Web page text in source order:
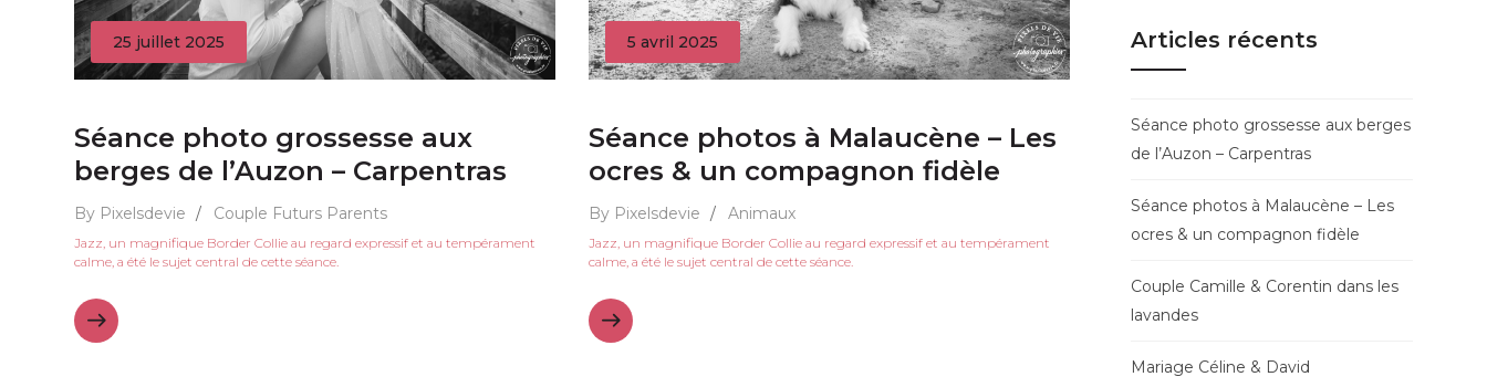
25 juillet 2025
Séance photo grossesse aux
berges de l’Auzon – Carpentras
By Pixelsdevie / Couple Futurs Parents
Jazz, un magnifique Border Collie au regard expressif et au tempérament
calme, a été le sujet central de cette séance.
5 avril 2025
Séance photos à Malaucène – Les
ocres & un compagnon fidèle
By Pixelsdevie / Animaux
Jazz, un magnifique Border Collie au regard expressif et au tempérament
calme, a été le sujet central de cette séance.
Articles récents
Séance photo grossesse aux berges
de l’Auzon – Carpentras
Séance photos à Malaucène – Les
ocres & un compagnon fidèle
Couple Camille & Corentin dans les
lavandes
Mariage Céline & David